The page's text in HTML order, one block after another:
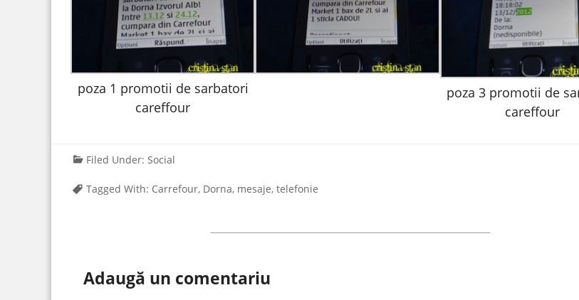
poza 1 promotii de sarbatori
careffour
poza 3 promotii de
careffour
Filed Under: Social
Tagged With: Carrefour, Dorna, mesaje, telefonie
Adaugă un comentariu